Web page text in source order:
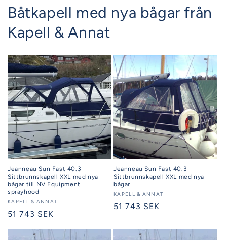
Båtkapell med nya bågar från
Kapell & Annat
Jeanneau Sun Fast 40.3
Sittbrunnskapell XXL med nya
bågar till NV Equipment
sprayhood
Säljare:
KAPELL & ANNAT
Ordinarie
51 743 SEK
Jeanneau Sun Fast 40.3
Sittbrunnskapell XXL med nya
bågar
Säljare:
KAPELL & ANNAT
Ordinarie
51 743 SEK